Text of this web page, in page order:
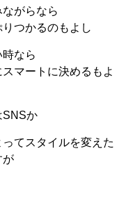
がらなら
つかるのもよし
なら
マートに決めるもよ
SNSか
てスタイルを変えた
が